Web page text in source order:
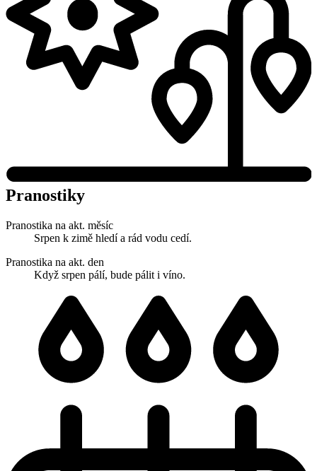
Pranostiky
Pranostika na akt. měsíc
Srpen k zimě hledí a rád vodu cedí.
Pranostika na akt. den
Když srpen pálí, bude pálit i víno.